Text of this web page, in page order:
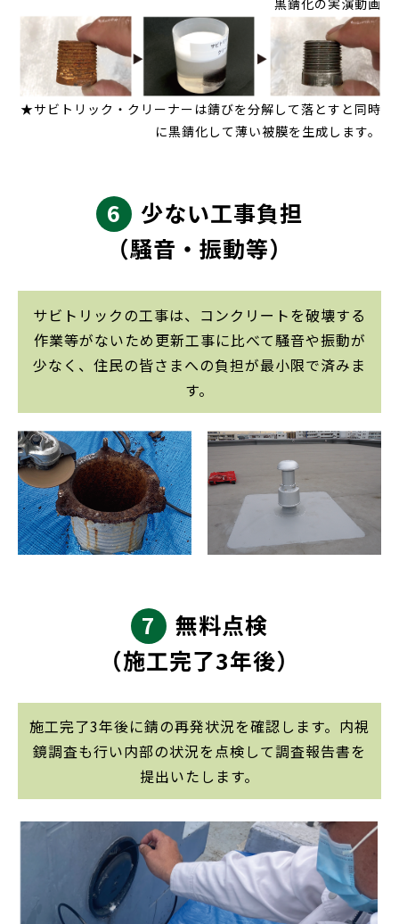
黒錆化の実演動画
★サビトリック・クリーナーは錆びを分解して落とすと同時
に黒錆化して薄い被膜を生成します。
6
少ない工事負担
（騒音・振動等）
サビトリックの工事は、コンクリートを破壊する
作業等がないため更新工事に比べて騒音や振動が
少なく、住民の皆さまへの負担が最小限で済みま
す。
7
無料点検
（施工完了3年後）
施工完了3年後に錆の再発状況を確認します。内視
鏡調査も行い内部の状況を点検して調査報告書を
提出いたします。